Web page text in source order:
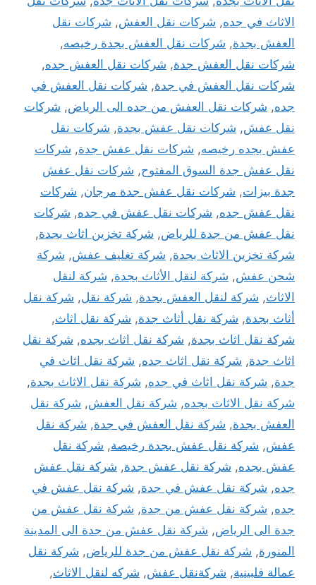
الاثاث في جده, شركات نقل العفش, شركات نقل
العفش بجدة, شركات نقل العفش بجدة رخيصه,
شركات نقل العفش جدة, شركات نقل العفش جده,
شركات نقل العفش في جدة, شركات نقل العفش في
جده, شركات نقل العفش من جده الى الرياض, شركات
نقل عفش, شركات نقل عفش بجدة, شركات نقل
عفش بجده رخيصه, شركات نقل عفش جدة, شركات
نقل عفش جدة السوق المفتوح, شركات نقل عفش
جدة بيزات, شركات نقل عفش جدة مرجان, شركات
نقل عفش جده, شركات نقل عفش في جده, شركات
نقل عفش من جدة للرياض, شركة تخزين اثاث بجدة,
شركة تخزين الاثاث بجدة, شركة تغليف عفش, شركة
شحن عفش, شركة لنقل الأثاث بجدة, شركة لنقل
الاثاث, شركة لنقل العفش بجدة, شركة نقل, شركة نقل
أثاث بجدة, شركة نقل أثاث جدة, شركة نقل اثاث,
شركة نقل اثاث بجدة, شركة نقل اثاث بجده, شركة نقل
اثاث جدة, شركة نقل اثاث جده, شركة نقل اثاث في
جدة, شركة نقل اثاث في جده, شركة نقل الاثاث بجدة,
شركة نقل الاثاث بجده, شركة نقل العفش, شركة نقل
العفش بجدة, شركة نقل العفش في جدة, شركة نقل
عفش, شركة نقل عفش بجدة رخيصة, شركة نقل
عفش بجده, شركة نقل عفش جدة, شركة نقل عفش
جده, شركة نقل عفش في جدة, شركة نقل عفش في
جده, شركة نقل عفش من جدة, شركة نقل عفش من
جدة الى الرياض, شركة نقل عفش من جدة الى المدينة
المنورة, شركة نقل عفش من جدة للرياض, شركة نقل
عمالة فلبينية, شركةنقل عفش, شركه لنقل الاثاث,